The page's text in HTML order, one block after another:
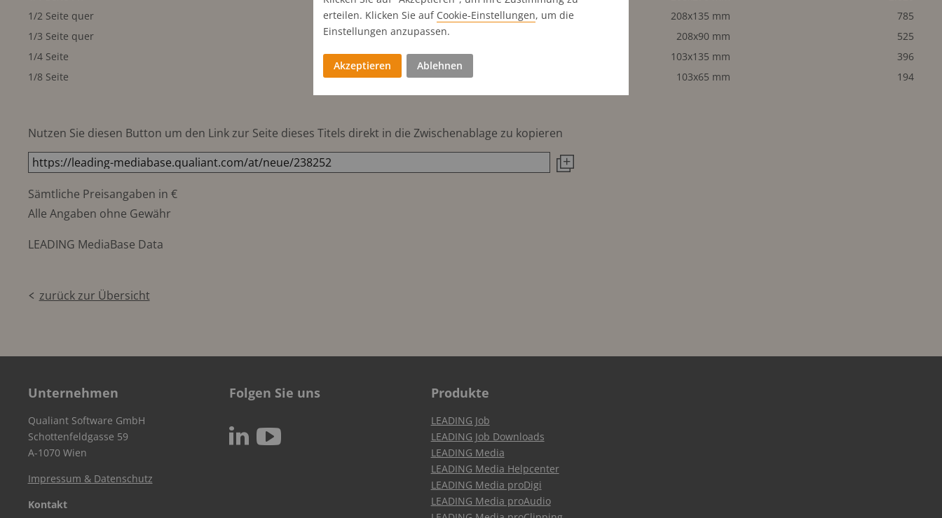
1/2 Seite quer
208x135 mm
785
1/3 Seite quer
208x90 mm
525
1/4 Seite
103x135 mm
396
1/8 Seite
103x65 mm 194
Nutzen Sie diesen Button um den Link zur Seite dieses Titels direkt in die Zwischenablage zu kopieren
Sämtliche Preisangaben in €
Alle Angaben ohne Gewähr
LEADING MediaBase Data
zurück zur Übersicht
Unternehmen
Qualiant Software GmbH
Schottenfeldgasse 59
A-1070 Wien
Impressum & Datenschutz
Kontakt
Folgen Sie uns
N c
Produkte
LEADING Job
LEADING Job Downloads
LEADING Media
LEADING Media Helpcenter
LEADING Media proDigi
LEADING Media proAudio
erteilen. Klicken Sie auf Cookie-Einstellungen, um die
Einstellungen anzupassen.
Akzeptieren Ablehnen